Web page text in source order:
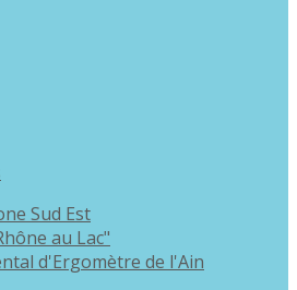
Sud Est
au Lac"
d'Ergomètre de l'Ain